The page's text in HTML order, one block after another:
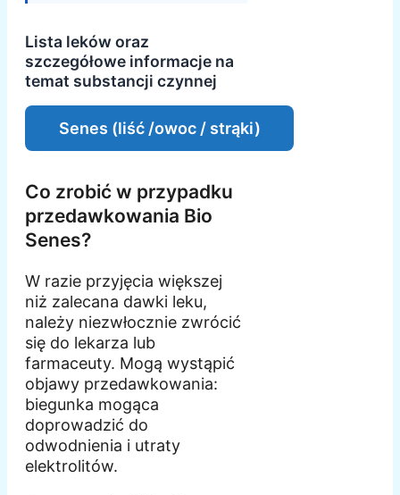
Lista leków oraz
szczegółowe informacje na
temat substancji czynnej
Senes (liść /owoc / strąki)
Co zrobić w przypadku
przedawkowania Bio
Senes?
W razie przyjęcia większej
niż zalecana dawki leku,
należy niezwłocznie zwrócić
się do lekarza lub
farmaceuty. Mogą wystąpić
objawy przedawkowania:
biegunka mogąca
doprowadzić do
odwodnienia i utraty
elektrolitów.